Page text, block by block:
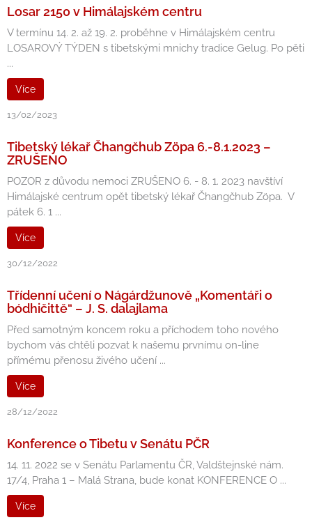
Losar 2150 v Himálajském centru
V termínu 14. 2. až 19. 2. proběhne v Himálajském centru
LOSAROVÝ TÝDEN s tibetskými mnichy tradice Gelug. Po pěti
...
Více
13/02/2023
Tibetský lékař Čhangčhub Zöpa 6.-8.1.2023 –
ZRUŠENO
POZOR z důvodu nemoci ZRUŠENO 6. - 8. 1. 2023 navštíví
Himálajské centrum opět tibetský lékař Čhangčhub Zöpa. V
pátek 6. 1 ...
Více
30/12/2022
Třídenní učení o Nágárdžunově „Komentáři o
bódhičittě“ – J. S. dalajlama
Před samotným koncem roku a příchodem toho nového
bychom vás chtěli pozvat k našemu prvnímu on-line
přímému přenosu živého učení ...
Více
28/12/2022
Konference o Tibetu v Senátu PČR
14. 11. 2022 se v Senátu Parlamentu ČR, Valdštejnské nám.
17/4, Praha 1 – Malá Strana, bude konat KONFERENCE O ...
Více